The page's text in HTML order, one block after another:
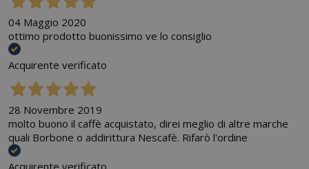
04 Maggio 2020
ottimo prodotto buonissimo ve lo consiglio
Acquirente verificato
28 Novembre 2019
molto buono il caffè acquistato, direi meglio di altre marche
quali Borbone o addirittura Nescafè. Rifarò l'ordine
Acquirente verificato